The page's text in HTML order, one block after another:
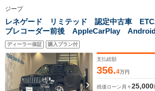
ジープ
レネゲード リミテッド 認定中古車
ブレコーダー前後 AppleCarPlay
クカメラ ブラインドスポットモニター シ
ー ステアリングヒーター 運転席パワーシ
ディーラー保証 購入プラン付
支払総額
356.4万円
残価ローン 月々25,000